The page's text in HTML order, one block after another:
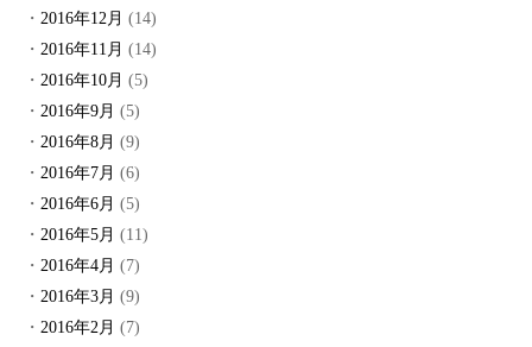
2016年12月 (14)
2016年11月 (14)
2016年10月 (5)
2016年9月 (5)
2016年8月 (9)
2016年7月 (6)
2016年6月 (5)
2016年5月 (11)
2016年4月 (7)
2016年3月 (9)
2016年2月 (7)